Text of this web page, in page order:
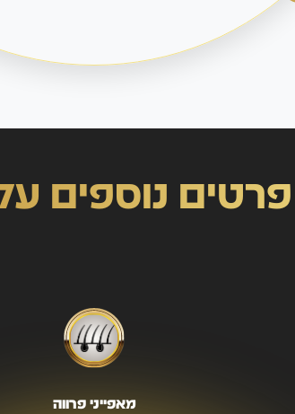
פרטים נוספים
מאפייני פרווה